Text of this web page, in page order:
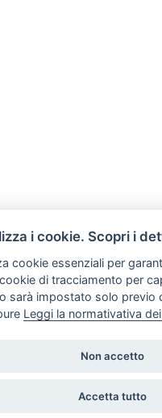
i cookie. Scopri i
cookie essenziali per
di tracciamento per
sarà impostato solo previo
Leggi la normativativa
Non accetto
Accetta tutto